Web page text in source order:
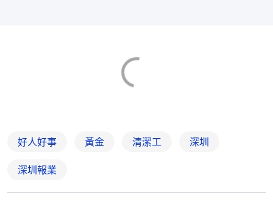
好人好事 黃金 清潔工 深圳
深圳報業